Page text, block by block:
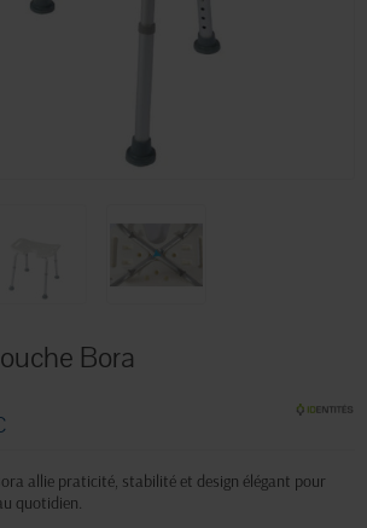
Bora
allie praticité, stabilité et design élégant pour
quotidien.